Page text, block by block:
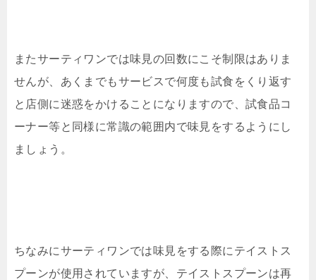
またサーティワンでは味見の回数にこそ制限はありま
せんが、あくまでもサービスで何度も試食をくり返す
と店側に迷惑をかけることになりますので、試食品コ
ーナー等と同様に常識の範囲内で味見をするようにし
ましょう。
ちなみにサーティワンでは味見をする際にテイストス
プーンが使用されていますが、テイストスプーンは再